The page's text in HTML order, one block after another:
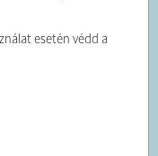
esetén védd a